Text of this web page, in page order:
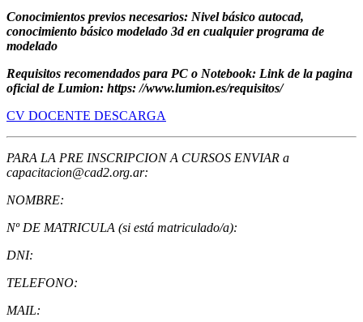
Conocimientos previos necesarios: Nivel básico autocad,
conocimiento básico modelado 3d en cualquier programa de
modelado
Requisitos recomendados para PC o Notebook: Link de la pagina
oficial de Lumion: https: //www.lumion.es/requisitos/
CV DOCENTE DESCARGA
PARA LA PRE INSCRIPCION A CURSOS ENVIAR a
capacitacion@cad2.org.ar:
NOMBRE:
Nº DE MATRICULA (si está matriculado/a):
DNI:
TELEFONO:
MAIL: